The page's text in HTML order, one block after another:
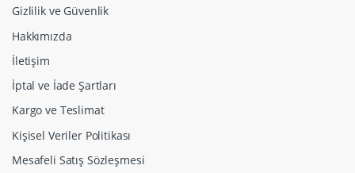
Gizlilik ve Güvenlik
Hakkımızda
İletişim
İptal ve İade Şartları
Kargo ve Teslimat
Kişisel Veriler Politikası
Mesafeli Satış Sözleşmesi